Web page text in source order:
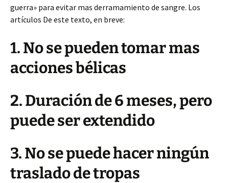
guerra» para evitar mas derramamiento de sangre. Los
artículos De este texto, en breve:
1. No se pueden tomar mas
acciones bélicas
2. Duración de 6 meses, pero
puede ser extendido
3. No se puede hacer ningún
traslado de tropas